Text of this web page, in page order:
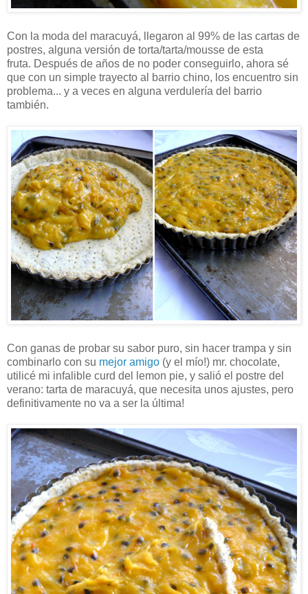
Con la moda del maracuyá, llegaron al 99% de las cartas de
postres, alguna versión de torta/tarta/mousse de esta
fruta. Después de años de no poder conseguirlo, ahora sé
que con un simple trayecto al barrio chino, los encuentro sin
problema... y a veces en alguna verdulería del barrio
también.
Con ganas de probar su sabor puro, sin hacer trampa y sin
combinarlo con su mejor amigo (y el mío!) mr. chocolate,
utilicé mi infalible curd del lemon pie, y salió el postre del
verano: tarta de maracuyá, que necesita unos ajustes, pero
definitivamente no va a ser la última!